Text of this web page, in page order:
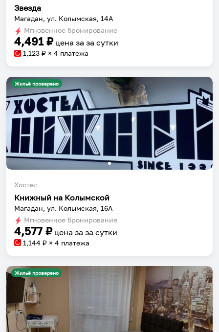
Звезда
Магадан, ул. Колымская, 14А
Мгновенное бронирование
4,491₽ цена за за сутки
1,123 ₽ × 4 платежа
Жильё проверено
Хостел
Книжный на Колымской
Магадан, ул. Колымская, 16А
Мгновенное бронирование
4,577 ₽ цена за за сутки
1,144 ₽ × 4 платежа
Жильё проверено